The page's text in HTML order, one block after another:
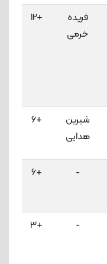
فریده
خرمی
+12
شیرین
هدایی
+6
-
+6
-
+3